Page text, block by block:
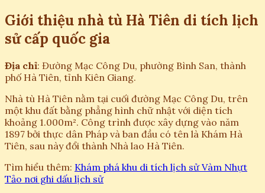
Giới thiệu nhà tù Hà Tiên di tích lịch
sử cấp quốc gia
Địa chỉ: Đường Mạc Công Du, phường Bình San, thành
phố Hà Tiên, tỉnh Kiên Giang.
Nhà tù Hà Tiên nằm tại cuối đường Mạc Công Du, trên
một khu đất bằng phẳng hình chữ nhật với diện tích
khoảng 1.000m². Công trình được xây dựng vào năm
1897 bởi thực dân Pháp và ban đầu có tên là Khám Hà
Tiên, sau này đổi thành Nhà lao Hà Tiên.
Tìm hiểu thêm: Khám phá khu di tích lịch sử Vàm Nhựt
Tảo nơi ghi dấu lịch sử